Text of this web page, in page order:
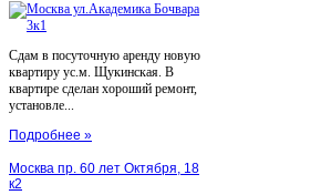
Сдам в посуточную аренду новую
квартиру ус.м. Щукинская. В
квартире сделан хороший ремонт,
установле...
Подробнее »
Москва пр. 60 лет Октября, 18
к2